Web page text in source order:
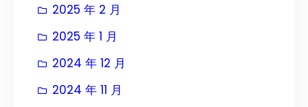
2025 年 2 月
2025 年 1 月
2024 年 12 月
2024 年 11 月